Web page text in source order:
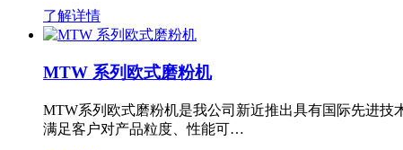
了解详情
MTW 系列欧式磨粉机
MTW系列欧式磨粉机是我公司新近推出具有国际先进
满足客户对产品粒度、性能可…